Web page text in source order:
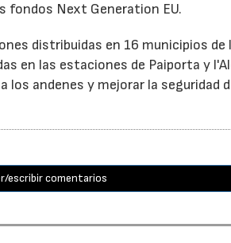
fondos Next Generation EU.
distribuidas en 16 municipios de
en las estaciones de Paiporta y
andenes y mejorar la seguridad
escribir comentarios